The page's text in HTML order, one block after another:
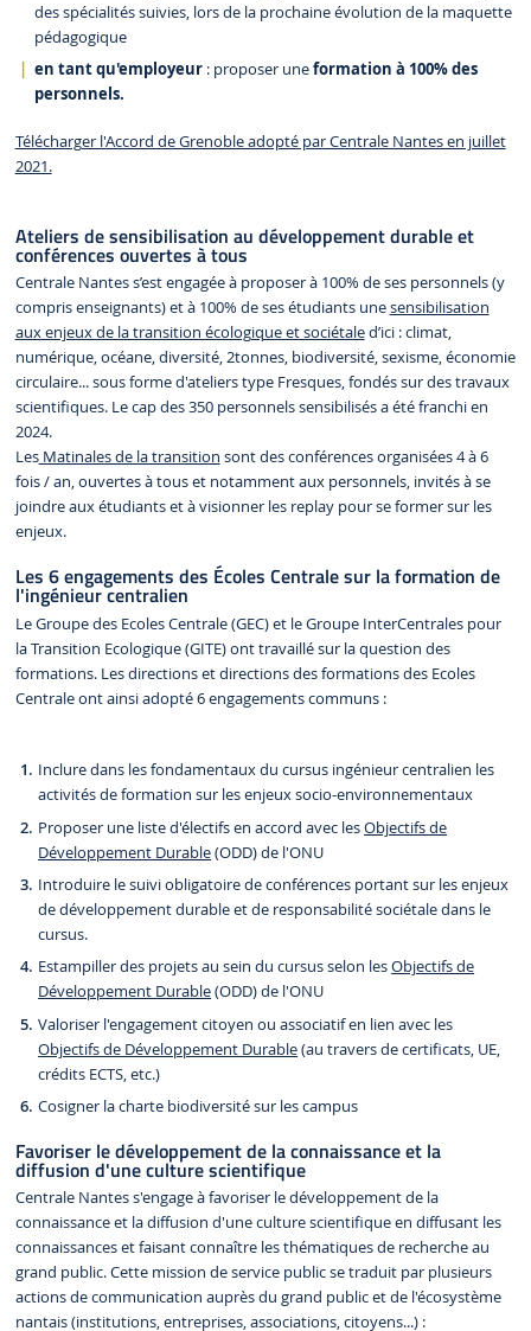
des spécialités suivies, lors de la prochaine évolution de la maquette
pédagogique
en tant qu'employeur : proposer uneformation à 100% des
personnels.
Télécharger l'Accord de Grenoble adopté par Centrale Nantes en juillet
2021.
Ateliers de sensibilisation au développement durable et
conférences ouvertes à tous
Centrale Nantes s’est engagée à proposer à 100% de ses personnels (y
compris enseignants) et à 100% de ses étudiants unesensibilisation
aux enjeux de la transition écologique et sociétaled’ici : climat,
numérique, océane, diversité, 2tonnes, biodiversité, sexisme, économie
circulaire... sous forme d'ateliers type Fresques, fondés sur des travaux
scientifiques. Le cap des 350 personnels sensibilisés a été franchi en
2024.
LesMatinales de la transition sont des conférences organisées 4 à 6
fois / an, ouvertes à tous et notamment aux personnels, invités à se
joindre aux étudiants et à visionner les replay pour se former sur les
enjeux.
Les 6 engagements des Écoles Centrale sur la formation de
l'ingénieur centralien
Le Groupe des Ecoles Centrale (GEC) et le Groupe InterCentrales pour
la Transition Ecologique (GITE) ont travaillé sur la question des
formations. Les directions et directions des formations des Ecoles
Centrale ont ainsi adopté 6 engagements communs :
Inclure dans les fondamentaux du cursus ingénieur centralien les
activités de formation sur les enjeux socio-environnementaux
Proposer une liste d'électifs en accord avec lesObjectifs de
Développement Durable(ODD) de l'ONU
Introduire le suivi obligatoire de conférences portant sur les enjeux
de développement durable et de responsabilité sociétale dans le
cursus.
Estampiller des projets au sein du cursus selon lesObjectifs de
Développement Durable(ODD) de l'ONU
Valoriser l'engagement citoyen ou associatif en lien avec les
Objectifs de Développement Durable(au travers de certificats, UE,
crédits ECTS, etc.)
Cosigner la charte biodiversité sur les campus
Favoriser le développement de la connaissance et la
diffusion d'une culture scientifique
Centrale Nantes s'engage à favoriser le développement de la
connaissance et la diffusion d'une culture scientifique en diffusant les
connaissances et faisant connaître les thématiques de recherche au
grand public. Cette mission de service public se traduit par plusieurs
actions de communication auprès du grand public et de l'écosystème
nantais (institutions, entreprises, associations, citoyens...) :